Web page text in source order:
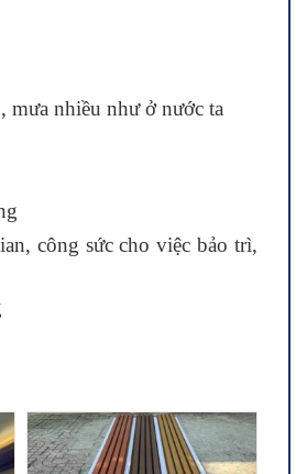
nhiều như ở nước ta
công sức cho việc bảo trì,